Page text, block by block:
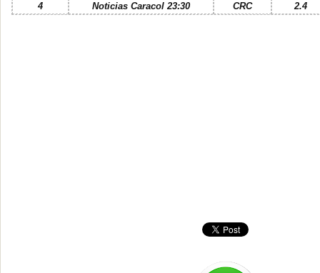
4
Noticias Caracol 23:30 CRC 2.4